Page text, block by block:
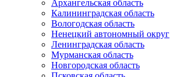
Архангельская область
Калининградская область
Вологодская область
Ненецкий автономный округ
Ленинградская область
Мурманская область
Новгородская область